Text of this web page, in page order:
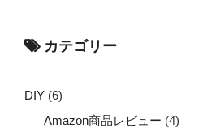
カテゴリー
DIY (6)
Amazon商品レビュー (4)